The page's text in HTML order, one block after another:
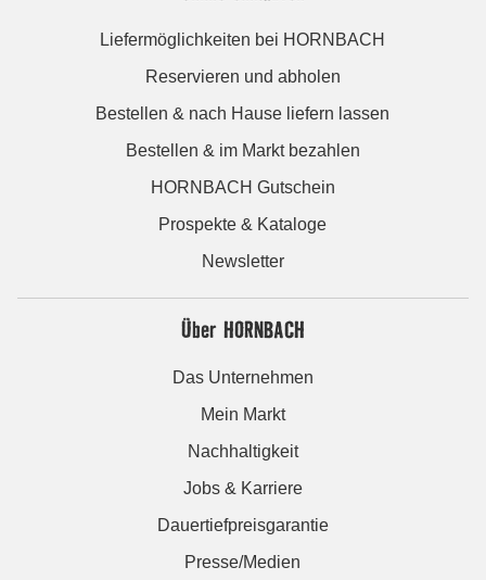
Liefermöglichkeiten bei HORNBACH
Reservieren und abholen
Bestellen & nach Hause liefern lassen
Bestellen & im Markt bezahlen
HORNBACH Gutschein
Prospekte & Kataloge
Newsletter
Über HORNBACH
Das Unternehmen
Mein Markt
Nachhaltigkeit
Jobs & Karriere
Dauertiefpreisgarantie
Presse/Medien